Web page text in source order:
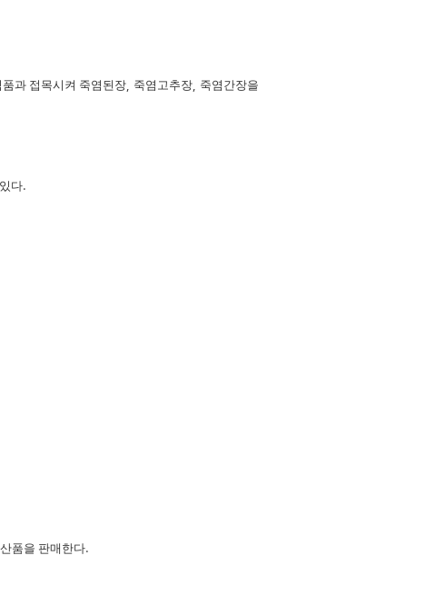
과 접목시켜 죽염된장 죽염고추장 죽염간장을
다.
품을 판매한다.